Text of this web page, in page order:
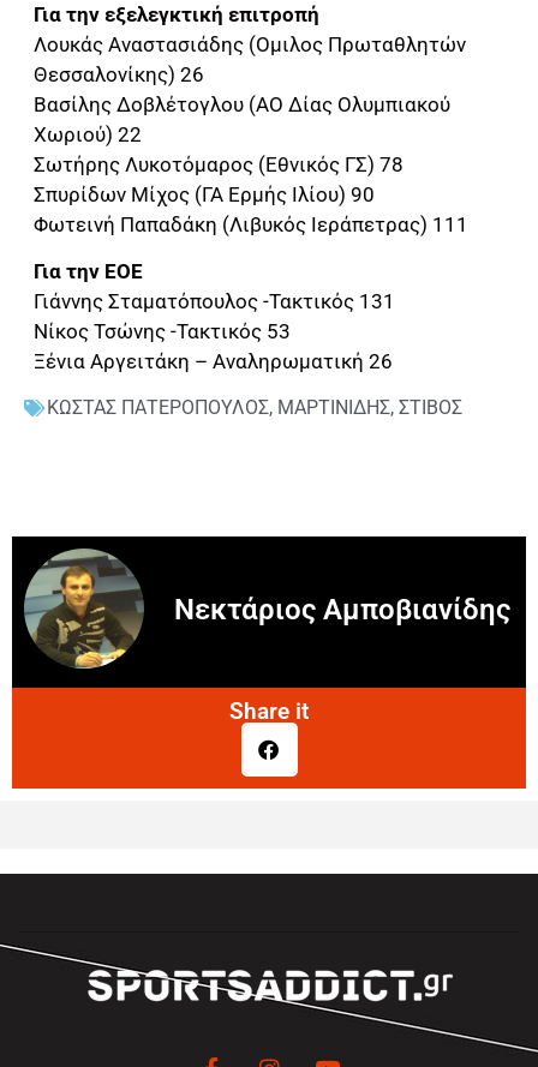
Για την εξελεγκτική επιτροπή
Λουκάς Αναστασιάδης (Ομιλος Πρωταθλητών
Θεσσαλονίκης) 26
Βασίλης Δοβλέτογλου (ΑΟ Δίας Ολυμπιακού
Χωριού) 22
Σωτήρης Λυκοτόμαρος (Εθνικός ΓΣ) 78
Σπυρίδων Μίχος (ΓΑ Ερμής Ιλίου) 90
Φωτεινή Παπαδάκη (Λιβυκός Ιεράπετρας) 111
Για την ΕΟΕ
Γιάννης Σταματόπουλος -Τακτικός 131
Νίκος Τσώνης -Τακτικός 53
Ξένια Αργειτάκη – Αναληρωματική 26
ΚΩΣΤΑΣ ΠΑΤΕΡΟΠΟΥΛΟΣ, ΜΑΡΤΙΝΙΔΗΣ, ΣΤΙΒΟΣ
Νεκτάριος Αμποβιανίδης
Share it